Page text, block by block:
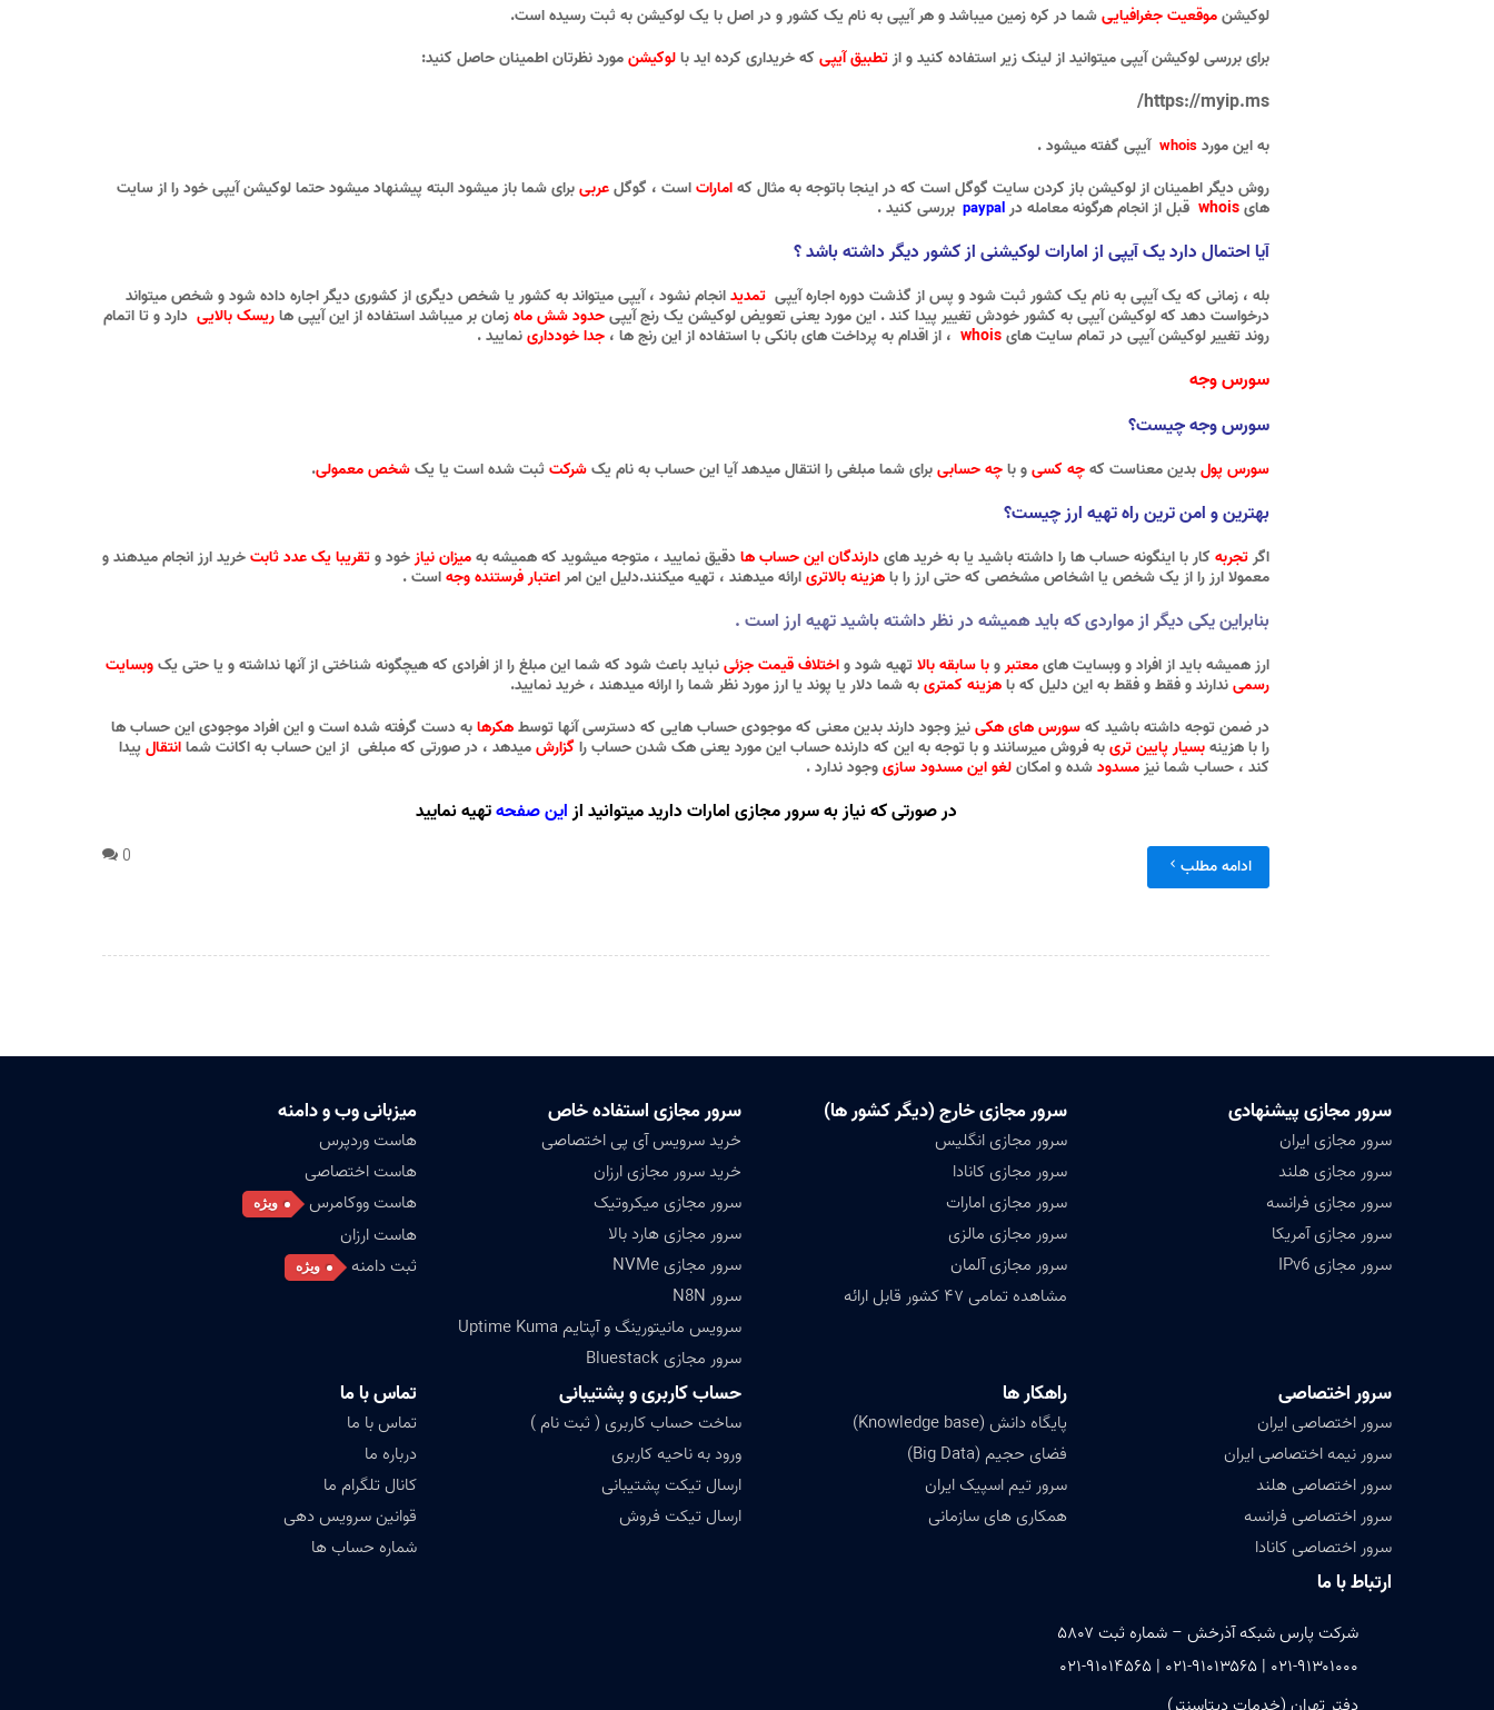
لوکیشنموقعیت جغرافیاییشما در کره زمین میباشد و هر آیپی به نام یک کشور و در اصل با یک لوکیشن به ثبت رسیده است.
برای بررسی لوکیشن آیپی میتوانید از لینک زیر استفاده کنید و ازتطبیق آیپی که خریداری کرده اید بالوکیشنمورد نظرتان اطمینان حاصل کنید:
https://myip.ms/
به این موردwhois آیپی گفته میشود .
روش دیگر اطمینان از لوکیشن باز کردن سایت گوگل است که در اینجا باتوجه به مثال کهاماراتاست ، گوگلعربیبرای شما باز میشود البته پیشنهاد میشود حتما لوکیشن آیپی خود را از سایت
هایwhois قبل از انجام هرگونه معامله درpaypal بررسی کنید .
آیا احتمال دارد یک آیپی از امارات لوکیشنی از کشور دیگر داشته باشد ؟
بله ، زمانی که یک آیپی به نام یک کشور ثبت شود و پس از گذشت دوره اجاره آیپی تمدیدانجام نشود ، آیپی میتواند به کشور یا شخص دیگری از کشوری دیگر اجاره داده شود و شخص میتواند
درخواست دهد که لوکیشن آیپی به کشور خودش تغییر پیدا کند . این مورد یعنی تعویض لوکیشن یک رنج آیپیحدود شش ماهزمان بر میباشد استفاده از این آیپی هاریسک بالایی دارد و تا اتمام
روند تغییر لوکیشن آیپی در تمام سایت هایwhois ، از اقدام به پرداخت های بانکی با استفاده از این رنج ها ، جدا خوددارینمایید .
سورس وجه
سورس وجه چیست؟
سورس پولبدین معناست کهچه کسیو باچه حسابیبرای شما مبلغی را انتقال میدهد آیا این حساب به نام یکشرکتثبت شده است یا یکشخص معمولی.
بهترین و امن ترین راه تهیه ارز چیست؟
اگرتجربه کار با اینگونه حساب ها را داشته باشید یا به خرید هایدارندگان این حساب هادقیق نمایید ، متوجه میشوید که همیشه بهمیزان نیازخود وتقریبا یک عدد ثابتخرید ارز انجام میدهند و
معمولا ارز را از یک شخص یا اشخاص مشخصی که حتی ارز را باهزینه بالاتریارائه میدهند ، تهیه میکنند.دلیل این امراعتبار فرستنده وجهاست .
بنابراین یکی دیگر از مواردی که باید همیشه در نظر داشته باشید تهیه ارز است .
ارز همیشه باید از افراد و وبسایت هایمعتبروبا سابقه بالاتهیه شود واختلاف قیمت جزئینباید باعث شود که شما این مبلغ را از افرادی که هیچگونه شناختی از آنها نداشته و یا حتی یکوبسایت
رسمیندارند و فقط و فقط به این دلیل که باهزینه کمتریبه شما دلار یا پوند یا ارز مورد نظر شما را ارائه میدهند ، خرید نمایید.
در ضمن توجه داشته باشید کهسورس های هکینیز وجود دارند بدین معنی که موجودی حساب هایی که دسترسی آنها توسطهکرهابه دست گرفته شده است و این افراد موجودی این حساب ها
را با هزینهبسیار پایین تریبه فروش میرسانند و با توجه به این که دارنده حساب این مورد یعنی هک شدن حساب را گزارشمیدهد ، در صورتی که مبلغی از این حساب به اکانت شماانتقالپیدا
کند ، حساب شما نیزمسدودشده و امکانلغو این مسدود سازیوجود ندارد .
در صورتی که نیاز به سرور مجازی امارات دارید میتوانید ازاین صفحهتهیه نمایید
0 ادامه مطلب
سرور مجازی پیشنهادی
سرور مجازی ایران
سرور مجازی هلند
سرور مجازی فرانسه
سرور مجازی آمریکا
سرور مجازی IPv6
سرور مجازی خارج (دیگر کشور ها)
سرور مجازی انگلیس
سرور مجازی کانادا
سرور مجازی امارات
سرور مجازی مالزی
سرور مجازی آلمان
مشاهده تمامی ۴۷ کشور قابل ارائه
سرور مجازی استفاده خاص
خرید سرویس آی پی اختصاصی
خرید سرور مجازی ارزان
سرور مجازی میکروتیک
سرور مجازی هارد بالا
سرور مجازی NVMe
سرور N8N
سرویس مانیتورینگ و آپتایم Uptime Kuma
سرور مجازی Bluestack
میزبانی وب و دامنه
هاست وردپرس
هاست اختصاصی
هاست ووکامرس
ویژه
هاست ارزان
ثبت دامنه
ویژه
سرور اختصاصی
سرور اختصاصی ایران
سرور نیمه اختصاصی ایران
سرور اختصاصی هلند
سرور اختصاصی فرانسه
سرور اختصاصی کانادا
راهکار ها
پایگاه دانش (Knowledge base)
فضای حجیم (Big Data)
سرور تیم اسپیک ایران
همکاری های سازمانی
حساب کاربری و پشتیبانی
ساخت حساب کاربری ( ثبت نام )
ورود به ناحیه کاربری
ارسال تیکت پشتیبانی
ارسال تیکت فروش
تماس با ما
تماس با ما
درباره ما
کانال تلگرام ما
قوانین سرویس دهی
شماره حساب ها
ارتباط با ما
شرکت پارس شبکه آذرخش – شماره ثبت ۵۸۰۷
۰۲۱-۹۱۳۰۱۰۰۰ | ۰۲۱-۹۱۰۱۳۵۶۵ | ۰۲۱-۹۱۰۱۴۵۶۵